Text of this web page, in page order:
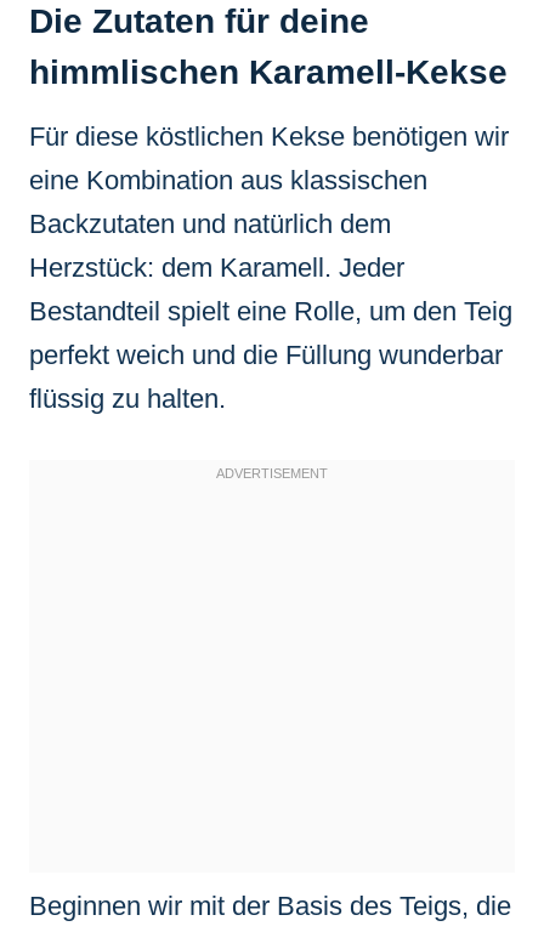
Die Zutaten für deine
himmlischen Karamell-Kekse
Für diese köstlichen Kekse benötigen wir
eine Kombination aus klassischen
Backzutaten und natürlich dem
Herzstück: dem Karamell. Jeder
Bestandteil spielt eine Rolle, um den Teig
perfekt weich und die Füllung wunderbar
flüssig zu halten.
Beginnen wir mit der Basis des Teigs, die